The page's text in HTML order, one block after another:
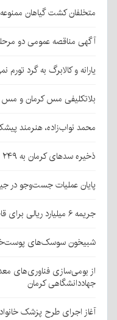
متخلفان کشت گیاهان
آگهی مناقصه عمومی دو مرحله‌ای به شماره
یارانه و کالابرگ به گرد تورم
بلاتکلیفی مس کرمان و
محمد نواب‌زاده، هنرمند
ذخیره سدهای کرمان به ۲۴۹ میلیون مترمکعب رسید
پایان عملیات جست‌وجو در جیرفت؛ کودک ۴
جریمه ۶ میلیارد ریالی برای قاچاقچی نارنگی پاکستانی در بافت
شبیخون سوسک‌های
از بومی‌سازی فناوری‌های
جهاددانشگاهی کرمان
آغاز اجرای طرح پزشک